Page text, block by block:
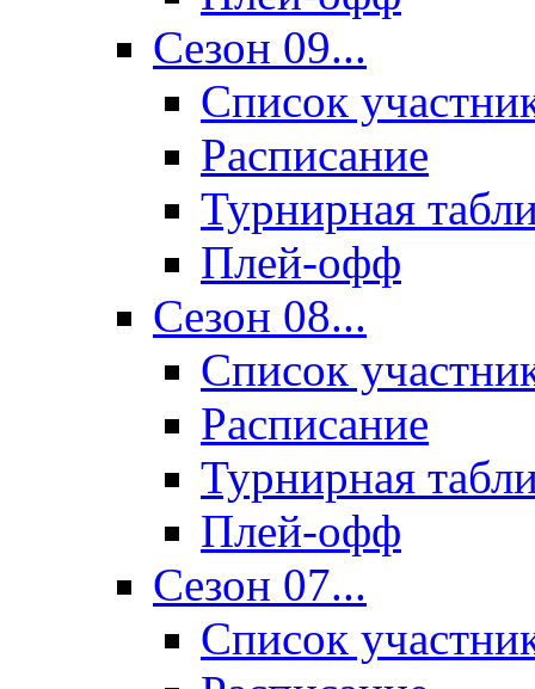
Сезон 09...
Список
Расписание
Турнирная
Плей-офф
Сезон 08...
Список
Расписание
Турнирная
Плей-офф
Сезон 07...
Список